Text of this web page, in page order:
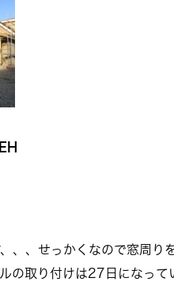
、、せっかくなので窓周
の取り付けは27日になって